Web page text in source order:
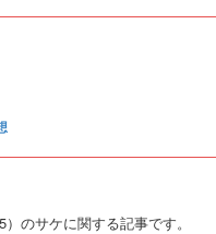
のサケに関する記事です。